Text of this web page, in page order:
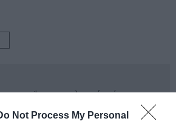
Not Process My Personal
e-mail σας τα τελευταία νέα για